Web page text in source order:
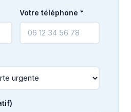
Votre téléphone *